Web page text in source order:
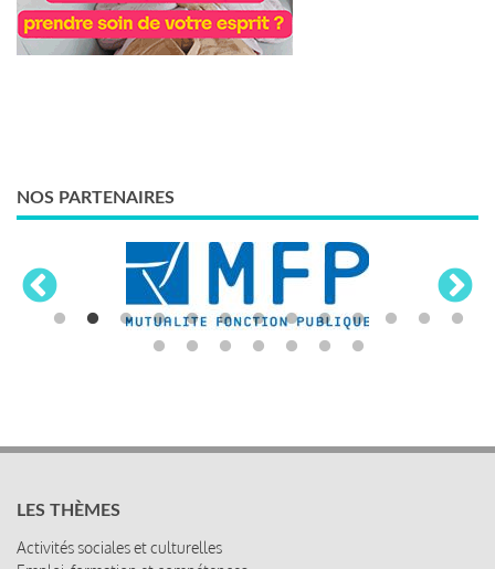
NOS PARTENAIRES
LES THÈMES
Activités sociales et culturelles